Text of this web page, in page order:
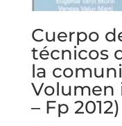
Cuerpo
técnicos
la
Volumen
– Fp 2012)